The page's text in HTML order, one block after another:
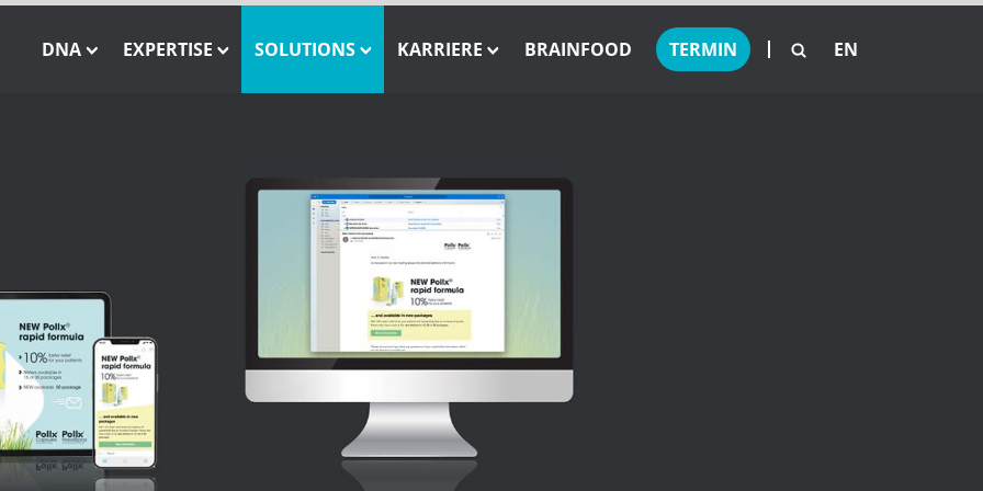
DNA
WE CARE – Unsere Projekte
EXPERTISE
Interaktive 3D Visualisierung
SOLUTIONS
SHOWCASE
SHOWCASE Pay-Per-Asset
ONE MESSAGE
KARRIERE BRAINFOOD TERMIN EN